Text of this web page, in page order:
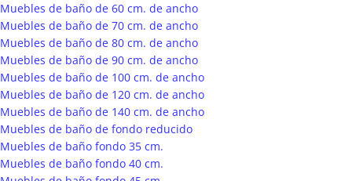
Muebles de baño de 60 cm. de ancho
Muebles de baño de 70 cm. de ancho
Muebles de baño de 80 cm. de ancho
Muebles de baño de 90 cm. de ancho
Muebles de baño de 100 cm. de ancho
Muebles de baño de 120 cm. de ancho
Muebles de baño de 140 cm. de ancho
Muebles de baño de fondo reducido
Muebles de baño fondo 35 cm.
Muebles de baño fondo 40 cm.